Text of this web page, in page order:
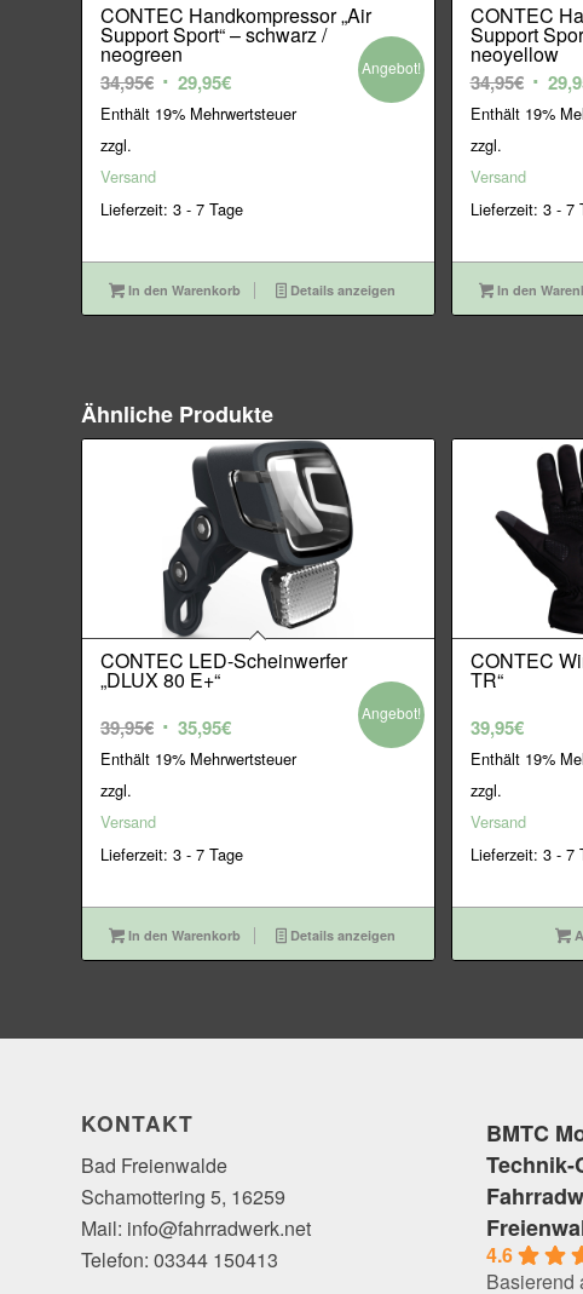
CONTEC Handkompressor „Air
Support Sport“ – schwarz /
neogreen
34,95€ Ursprünglicher
Preis
29,95€Aktueller
Preis
Enthält 19% Mehrwertsteuer
zzgl.
Versand
Lieferzeit: 3 - 7 Tage
Angebot!
In den Warenkorb Details anzeigen
CONTEC
Support
neoyellow
34,95€
Preis
Enthält 19%
zzgl.
Versand
Lieferzeit: 3 - 7
In den
Ähnliche Produkte
CONTEC LED-Scheinwerfer
„DLUX 80 E+“
39,95€ Ursprünglicher
Preis
35,95€Aktueller
Preis
Enthält 19% Mehrwertsteuer
zzgl.
Versand
Lieferzeit: 3 - 7 Tage
Angebot!
In den Warenkorb Details anzeigen
CONTEC
TR“
39,95€
Enthält 19%
zzgl.
Versand
Lieferzeit: 3 - 7
KONTAKT
Bad Freienwalde
Schamottering 5, 16259
Mail: info@fahrradwerk.net
Telefon: 03344 150413
BMTC
Technik-
4.6
Basierend